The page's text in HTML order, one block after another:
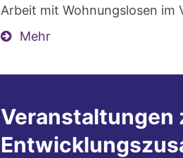
Arbeit mit Wohnungslosen im
Mehr
Veranstaltungen